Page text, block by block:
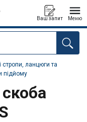
Ваш запит Меню
стропи, ланцюги та
підйому